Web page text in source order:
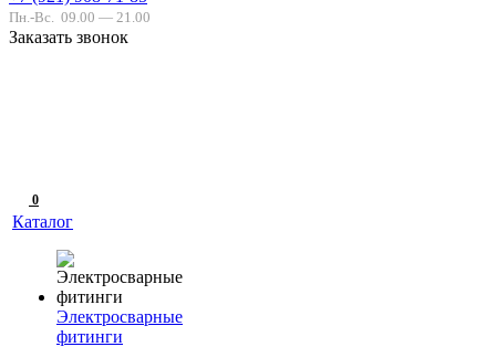
Пн.-Вс. 09.00 — 21.00
Заказать звонок
0
Каталог
Электросварные
фитинги